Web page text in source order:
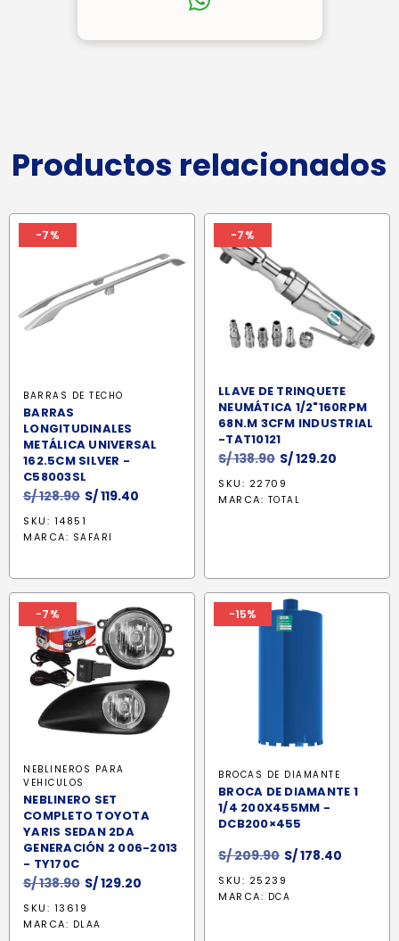
Productos relacionados
-7%
BARRAS DE TECHO
BARRAS
LONGITUDINALES
METÁLICA UNIVERSAL
162.5CM SILVER -
C58003SL
S/128.90 El
original
S/119.40
SKU: 14851
MARCA: SAFARI
-7%
LLAVE DE TRINQUETE
NEUMÁTICA 1/2"160RPM
68N.M 3CFM INDUSTRIAL
-TAT10121
S/138.90 El
precio
original
S/129.20
SKU: 22709
MARCA: TOTAL
-7%
NEBLINEROS PARA
VEHICULOS
NEBLINERO SET
COMPLETO TOYOTA
YARIS SEDAN 2DA
GENERACIÓN 2 006-2013
- TY170C
S/138.90 El
original
S/129.20
SKU: 13619
MARCA: DLAA
-15%
BROCAS DE DIAMANTE
BROCA DE DIAMANTE 1
1/4 200X455MM -
DCB200×455
S/209.90 El
original
S/178.40
SKU: 25239
MARCA: DCA